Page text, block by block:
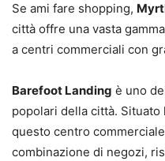
Se ami fare shopping,
città offre una vasta
a centri commerciali con
Barefoot Landing è uno
popolari della città. Situato
questo centro
combinazione di negozi,